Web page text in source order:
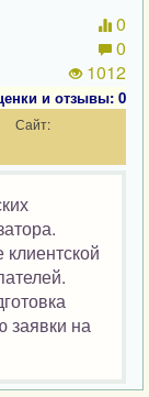
0
0
1012
и отзывы: 0
Сайт:
заявки на